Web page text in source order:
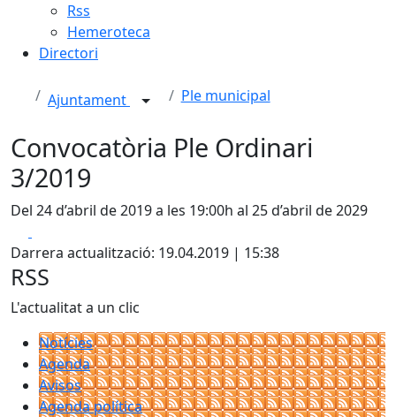
Rss
Hemeroteca
Directori
Ajuntament Ple municipal
Convocatòria Ple Ordinari
3/2019
Del 24 d’abril de 2019 a les 19:00h al 25 d’abril de 2029
Darrera actualització: 19.04.2019 | 15:38
RSS
L'actualitat a un clic
Notícies
Agenda
Avisos
Agenda política